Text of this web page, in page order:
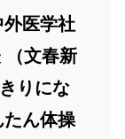
医学社
（文春新
りにな
たん体操